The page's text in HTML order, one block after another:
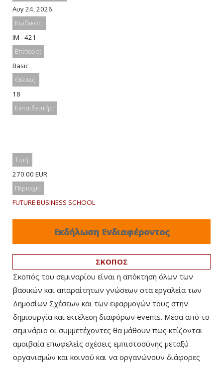
Αυγ 24, 2026
Κωδικός:
IM - 421
Επίπεδο:
Basic
Θέσεις:
18
Εκπαιδευτής:
Τιμή:
270.00 EUR
Περιοχή:
FUTURE BUSINESS SCHOOL
Εκδήλωση Ενδιαφέροντος
ΣΚΟΠΟΣ
Σκοπός του σεμιναρίου είναι η απόκτηση όλων των
βασικών και απαραίτητων γνώσεων στα εργαλεία των
Δημοσίων Σχέσεων και των εφαρμογών τους στην
δημιουργία και εκτέλεση διαφόρων events. Mέσα από το
σεμινάριο οι συμμετέχοντες θα μάθουν πως κτίζονται
αμοιβαία επωφελείς σχέσεις εμπιστοσύνης μεταξύ
οργανισμών και κοινού και να οργανώνουν διάφορες